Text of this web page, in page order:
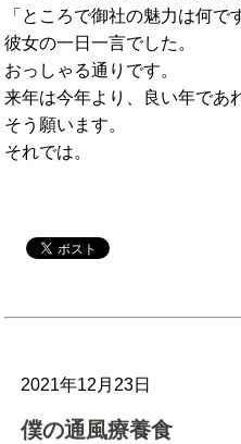
「ところで御社の魅力は何で
彼女の一日一言でした。
おっしゃる通りです。
来年は今年より、良い年であ
そう願います。
それでは。
2021年12月23日
僕の通風療養食